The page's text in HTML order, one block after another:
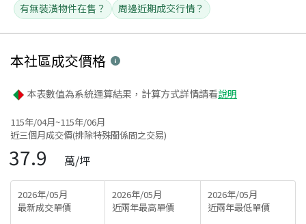
有無裝潢物件在售？
周邊近期成交行情？
本社區成交價格
本表數值為系統運算結果，計算方式詳情請看說明
115年/04月~115年/06月
近三個月成交價(排除特殊關係間之交易)
37.9 萬/坪
2026年/05月
最新成交單價
2026年/05月
近兩年最高單價
2026年/05月
近兩年最低單價